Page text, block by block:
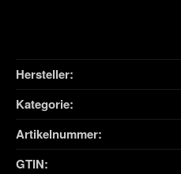
Hersteller:
Kategorie:
Artikelnummer:
GTIN: